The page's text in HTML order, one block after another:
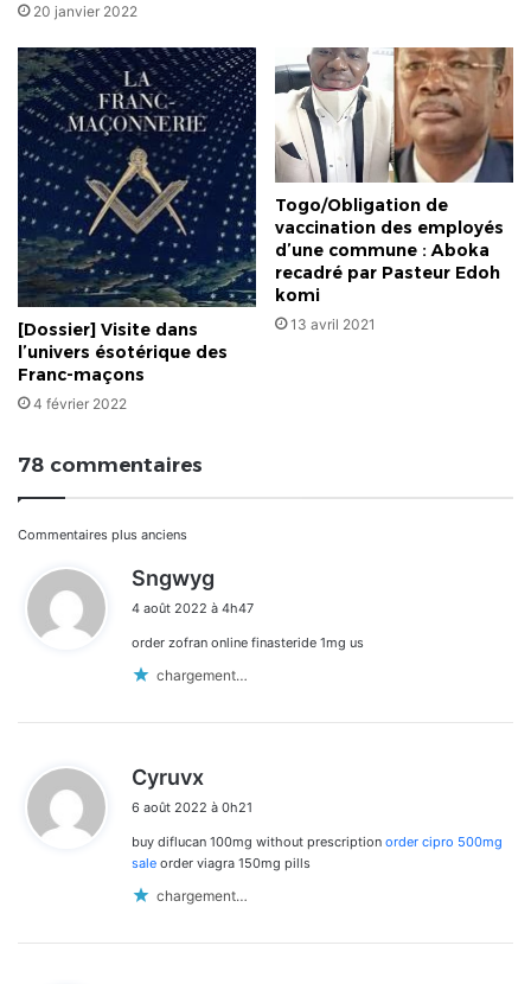
20 janvier 2022
[Dossier] Visite dans
l’univers ésotérique des
Franc-maçons
4 février 2022
Togo/Obligation de
vaccination des employés
d’une commune : Aboka
recadré par Pasteur Edoh
komi
13 avril 2021
78 commentaires
Navigation
dans
les
commentaires
Commentaires plus anciens
Sngwyg
t
4 août 2022 à 4h47
order zofran online finasteride 1mg us
chargement…
Cyruvx
t
:
6 août 2022 à 0h21
buy diflucan 100mg without prescription order cipro 500mg
sale order viagra 150mg pills
chargement…